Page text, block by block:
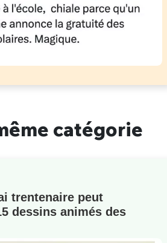
catégorie
trentenaire peut
dessins animés des